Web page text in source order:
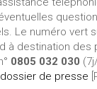
Le numéro vert
à destination
0805 032 030
de presse